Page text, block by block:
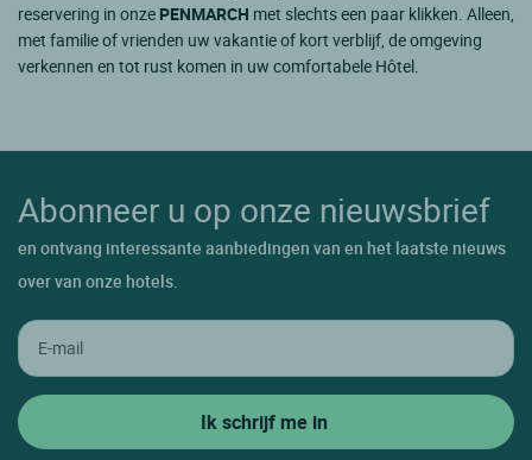
reservering in onze PENMARCH met slechts een paar klikken. Alleen,
met familie of vrienden uw vakantie of kort verblijf, de omgeving
verkennen en tot rust komen in uw comfortabele Hôtel.
Abonneer u op onze nieuwsbrief
en ontvang interessante aanbiedingen van en het laatste nieuws
over van onze hotels.